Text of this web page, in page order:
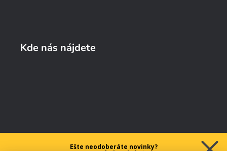
Kde nás nájdete
Ešte neodoberáte novinky?